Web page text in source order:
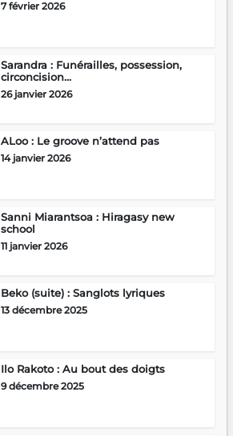
7 février 2026
Sarandra : Funérailles, possession,
circoncision…
26 janvier 2026
ALoo : Le groove n’attend pas
14 janvier 2026
Sanni Miarantsoa : Hiragasy new
school
11 janvier 2026
Beko (suite) : Sanglots lyriques
13 décembre 2025
Ilo Rakoto : Au bout des doigts
9 décembre 2025